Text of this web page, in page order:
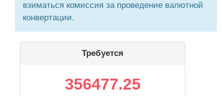
взиматься комиссия за проведение валютной
конвертации.
Требуется
356477.25